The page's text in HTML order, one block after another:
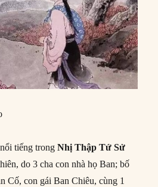
tiếng trongNhị Thập Tứ Sử
do 3 cha con nhà họ Ban; bố
Cố, con gái Ban Chiêu, cùng 1